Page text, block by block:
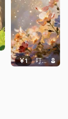
￥1 叮叮当当